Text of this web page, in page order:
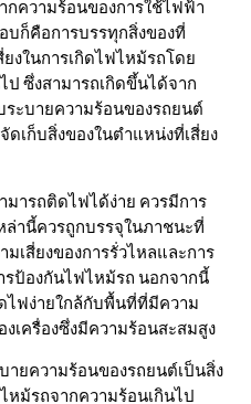
ความร้อนของการใช้ไฟฟ้า
บก็คือการบรรทุกสิ่งของที่
งในการเกิดไฟไหม้รถโดย
ป ซึ่งสามารถเกิดขึ้นได้จาก
ะบายความร้อนของรถยนต์
เก็บสิ่งของในตำแหน่งที่เสี่ยง
มารถติดไฟได้ง่าย ควรมีการ
ล่านี้ควรถูกบรรจุในภาชนะที่
เสี่ยงของการรั่วไหลและการ
ป้องกันไฟไหม้รถ นอกจากนี้
ไฟง่ายใกล้กับพื้นที่ที่มีความ
เครื่องซึ่งมีความร้อนสะสมสูง
ยความร้อนของรถยนต์เป็นสิ่ง
ม้รถจากความร้อนเกินไป